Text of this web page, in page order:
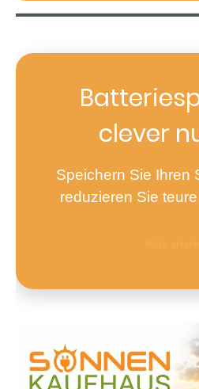
clever
Speichern Sie Ihren
reduzieren Sie